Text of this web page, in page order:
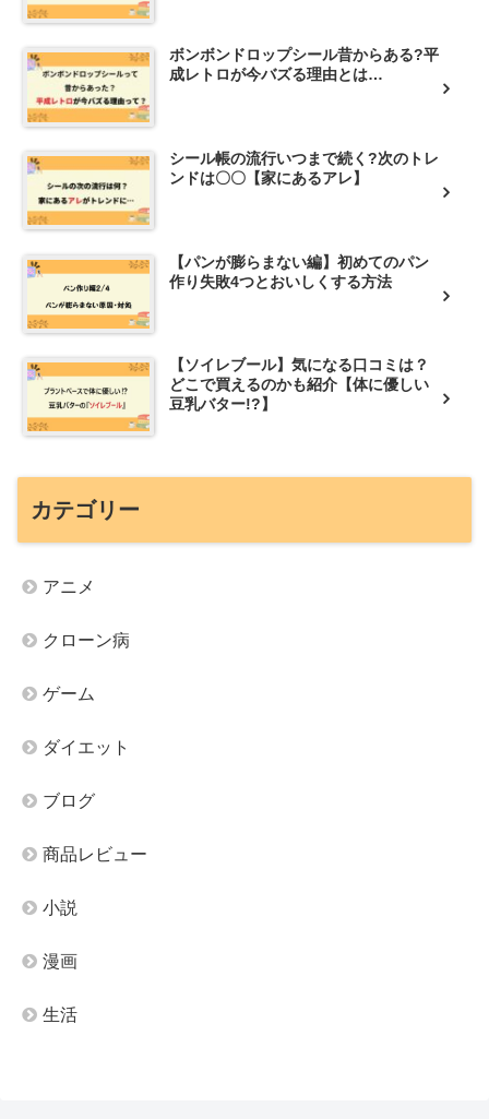
ボンボンドロップシール昔からある?平
成レトロが今バズる理由とは…
シール帳の流行いつまで続く?次のトレ
ンドは〇〇【家にあるアレ】
【パンが膨らまない編】初めてのパン
作り失敗4つとおいしくする方法
【ソイレブール】気になる口コミは？
どこで買えるのかも紹介【体に優しい
豆乳バター!?】
カテゴリー
アニメ
クローン病
ゲーム
ダイエット
ブログ
商品レビュー
小説
漫画
生活